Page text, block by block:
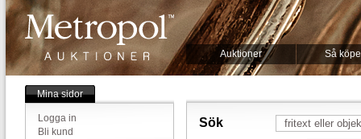
Auktioner Så
Mina sidor
Logga in
Bli kund
Sök